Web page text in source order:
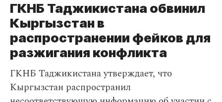
ГКНБ Таджикистана обвинил
Кыргызстан в
распространении фейков для
разжигания конфликта
ГКНБ Таджикистана утверждает, что
Кыргызстан распространил